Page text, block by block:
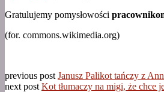
Gratulujemy pomysłowości
(for. commons.wikimedia.org)
previous post Janusz Palikot tańczy z
next post Kot tłumaczy na migi, że chce